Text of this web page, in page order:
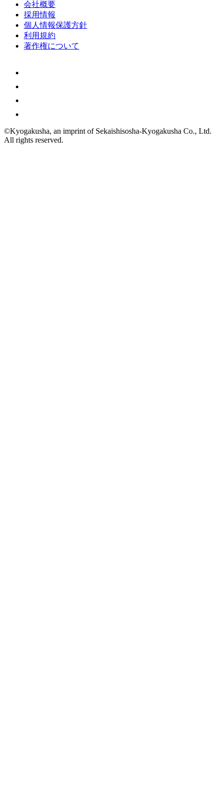
会社概要
採用情報
個人情報保護方針
利用規約
著作権について
©Kyogakusha, an imprint of Sekaishisosha-Kyogakusha Co., Ltd.
All rights reserved.